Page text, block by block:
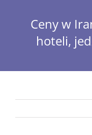
Ceny w
hoteli,